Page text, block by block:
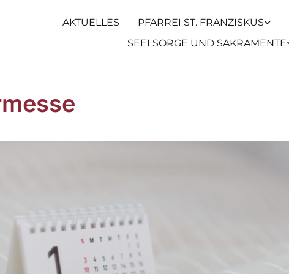
AKTUELLES PFARREI ST. FRANZISKUS
SEELSORGE UND SAKRAMENTE